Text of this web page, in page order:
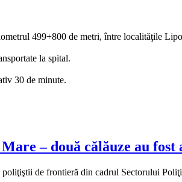
499+800 de metri, între localităţile
la spital.
30 de minute.
– două călăuze au fost
de frontieră din cadrul Sectorului